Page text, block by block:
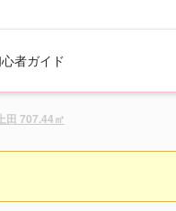
者ガイド
田 707.44㎡